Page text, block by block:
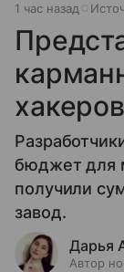
1 час назад
бюджет для
получили
завод.
Дарья
Автор